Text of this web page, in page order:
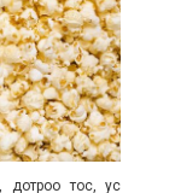
дотроо тос, ус